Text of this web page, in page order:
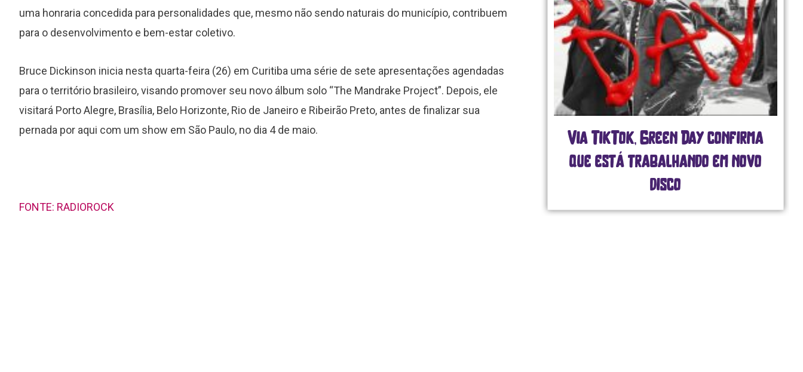
uma honraria concedida para personalidades que, mesmo não sendo naturais do município, contribuem
para o desenvolvimento e bem-estar coletivo.
Bruce Dickinson inicia nesta quarta-feira (26) em Curitiba uma série de sete apresentações agendadas
para o território brasileiro, visando promover seu novo álbum solo “The Mandrake Project”. Depois, ele
visitará Porto Alegre, Brasília, Belo Horizonte, Rio de Janeiro e Ribeirão Preto, antes de finalizar sua
pernada por aqui com um show em São Paulo, no dia 4 de maio.
FONTE: RADIOROCK
Foo Fighters lança de surpresa
Via TikTok, Green Day confirma
que está trabalhando em novo
disco